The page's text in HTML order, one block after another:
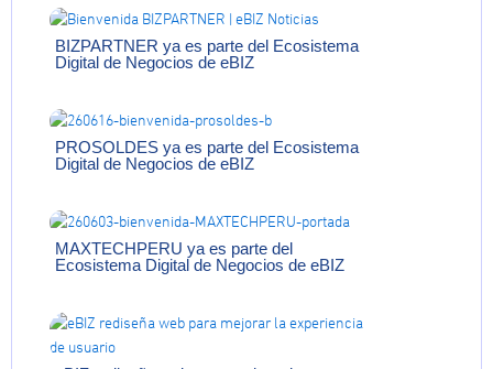
BIZPARTNER ya es parte del Ecosistema
Digital de Negocios de eBIZ
PROSOLDES ya es parte del Ecosistema
Digital de Negocios de eBIZ
MAXTECHPERU ya es parte del
Ecosistema Digital de Negocios de eBIZ